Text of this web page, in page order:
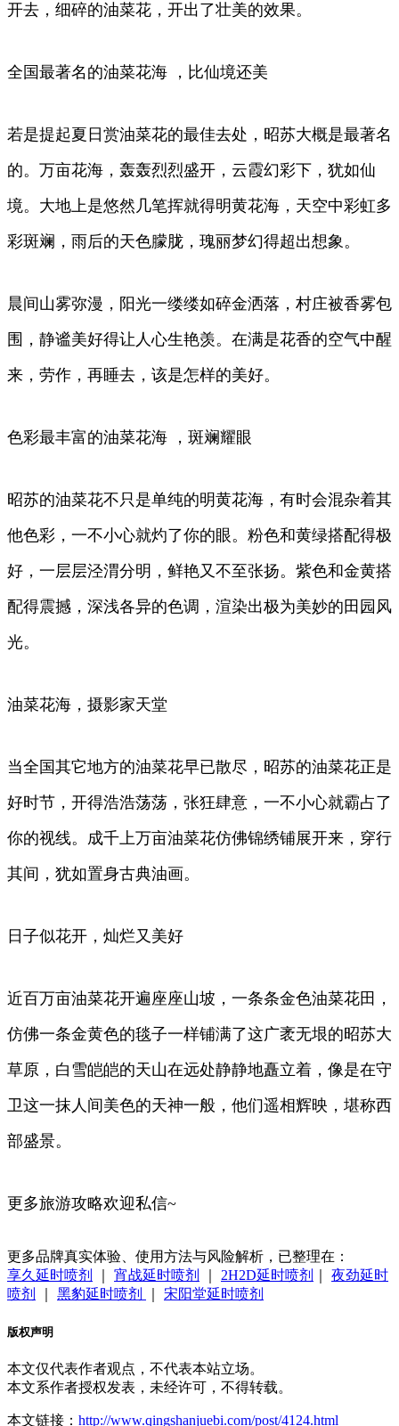
开去，细碎的油菜花，开出了壮美的效果。
全国最著名的油菜花海 ，比仙境还美
若是提起夏日赏油菜花的最佳去处，昭苏大概是最著名
的。万亩花海，轰轰烈烈盛开，云霞幻彩下，犹如仙
境。大地上是悠然几笔挥就得明黄花海，天空中彩虹多
彩斑斓，雨后的天色朦胧，瑰丽梦幻得超出想象。
晨间山雾弥漫，阳光一缕缕如碎金洒落，村庄被香雾包
围，静谧美好得让人心生艳羡。在满是花香的空气中醒
来，劳作，再睡去，该是怎样的美好。
色彩最丰富的油菜花海 ，斑斓耀眼
昭苏的油菜花不只是单纯的明黄花海，有时会混杂着其
他色彩，一不小心就灼了你的眼。粉色和黄绿搭配得极
好，一层层泾渭分明，鲜艳又不至张扬。紫色和金黄搭
配得震撼，深浅各异的色调，渲染出极为美妙的田园风
光。
油菜花海，摄影家天堂
当全国其它地方的油菜花早已散尽，昭苏的油菜花正是
好时节，开得浩浩荡荡，张狂肆意，一不小心就霸占了
你的视线。成千上万亩油菜花仿佛锦绣铺展开来，穿行
其间，犹如置身古典油画。
日子似花开，灿烂又美好
近百万亩油菜花开遍座座山坡，一条条金色油菜花田，
仿佛一条金黄色的毯子一样铺满了这广袤无垠的昭苏大
草原，白雪皑皑的天山在远处静静地矗立着，像是在守
卫这一抹人间美色的天神一般，他们遥相辉映，堪称西
部盛景。
更多旅游攻略欢迎私信~
更多品牌真实体验、使用方法与风险解析，已整理在：
享久延时喷剂
宵战延时喷剂 2H2D延时喷剂
夜劲延时
喷剂
黑豹延时喷剂 宋阳堂延时喷剂
版权声明
本文仅代表作者观点，不代表本站立场。
本文系作者授权发表，未经许可，不得转载。
本文链接： http://www.qingshanjuebi.com/post/4124.html